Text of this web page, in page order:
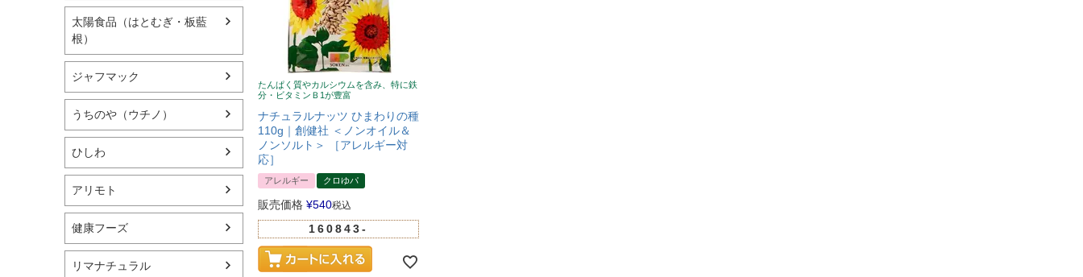
太陽食品（はとむぎ・板藍
根）
ジャフマック
うちのや（ウチノ）
ひしわ
アリモト
健康フーズ
リマナチュラル
たんぱく質やカルシウムを含み、特に鉄
分・ビタミンＢ1が豊富
ナチュラルナッツ ひまわりの種
110g｜創健社 ＜ノンオイル＆
ノンソルト＞ ［アレルギー対
応］
アレルギー クロゆパ
販売価格 ¥540税込
160843-